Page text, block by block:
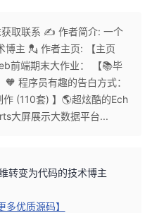
获取联系 ✍️ 作者简介: 一个
博主 💂 作者主页: 【主页
前端期末大作业： 【📚毕
程序员有趣的告白方式：
作 (110套) 】🌎超炫酷的Ech
大屏展示大数据平台...
转变为代码的技术博主
优质源码】